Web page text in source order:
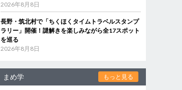
2026年8月8日
長野・筑北村で「ちくほくタイムトラベルスタンプ
ラリー」開催！謎解きを楽しみながら全17スポット
を巡る
2026年8月8日
まめ学 もっと見る